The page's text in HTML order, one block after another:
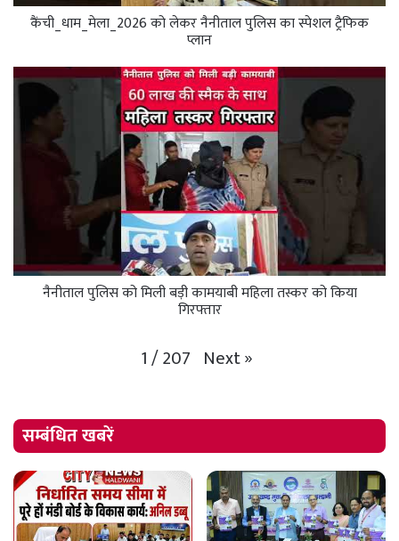
कैंची_धाम_मेला_2026 को लेकर नैनीताल पुलिस का स्पेशल ट्रैफिक
प्लान
नैनीताल पुलिस को मिली बड़ी कामयाबी महिला तस्कर को किया
गिरफ्तार
1/207 Next»
सम्बंधित खबरें